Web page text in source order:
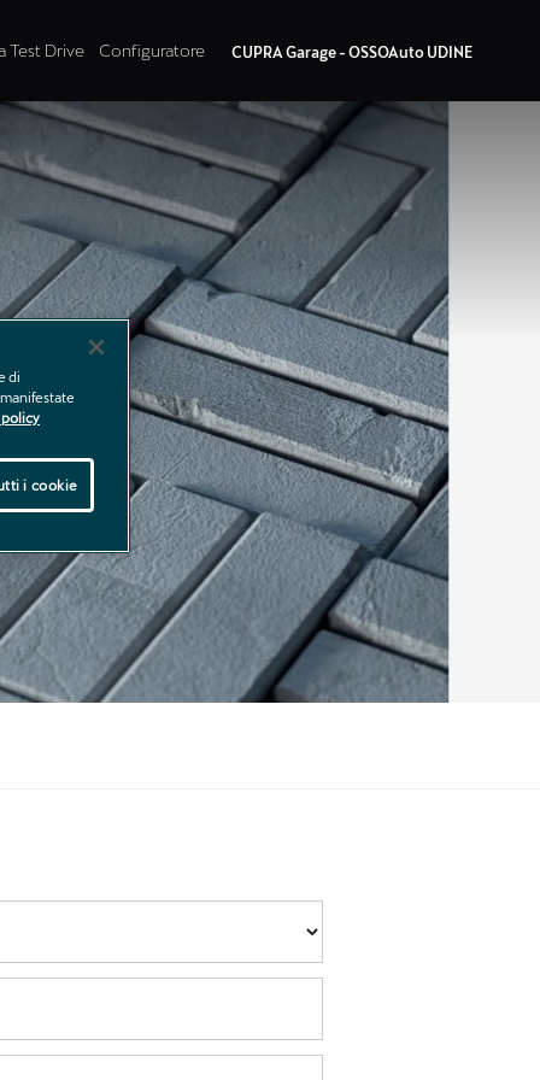
Test Drive Configuratore CUPRA Garage - OSSOAuto UDINE
di
i cookie